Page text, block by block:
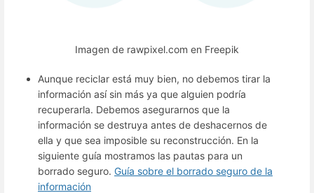
Imagen de rawpixel.com en Freepik
Aunque reciclar está muy bien, no debemos tirar la
información así sin más ya que alguien podría
recuperarla. Debemos asegurarnos que la
información se destruya antes de deshacernos de
ella y que sea imposible su reconstrucción. En la
siguiente guía mostramos las pautas para un
borrado seguro. Guía sobre el borrado seguro de la
información